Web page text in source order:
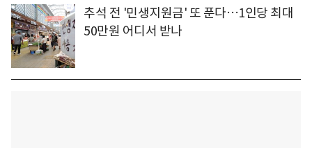
추석 전 '민생지원금' 또 푼다…1인당 최대
50만원 어디서 받나